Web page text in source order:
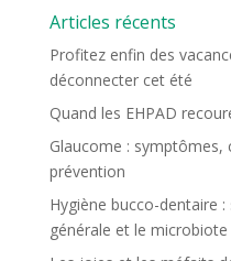
Articles récents
Profitez enfin des
déconnecter cet été
Quand les EHPAD
Glaucome :
prévention
Hygiène bucco-dentaire
générale et le microbiote